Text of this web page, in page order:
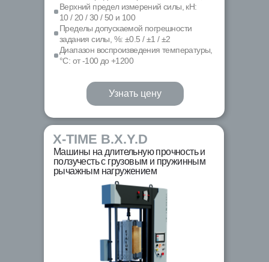
Верхний предел измерений силы, кН:
10 / 20 / 30 / 50 и 100
Пределы допускаемой погрешности
задания силы, %: ±0.5 / ±1 / ±2
Диапазон воспроизведения температуры,
°С: от -100 до +1200
Узнать цену
X-TIME B.X.Y.D
Машины на длительную прочность и
ползучесть с грузовым и пружинным
рычажным нагружением